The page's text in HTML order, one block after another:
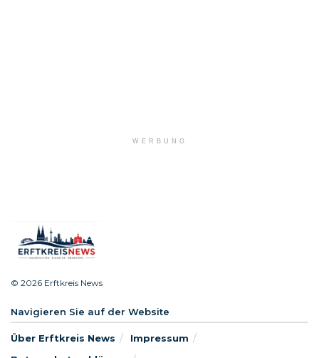
WERBUNG
© 2026 Erftkreis News
Navigieren Sie auf der Website
Über Erftkreis News
Impressum